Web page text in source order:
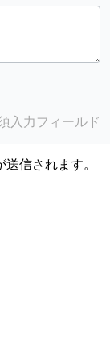
入力フィールド
信されます。